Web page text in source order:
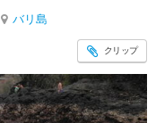
バリ島
クリップ